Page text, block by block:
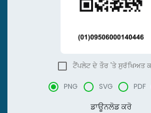
ਟੈਂਪਲੇਟ ਦੇ ਤੌਰ 'ਤੇ ਸੁਰੱਖਿਅਤ
PNG SVG PDF
ਡਾਊਨਲੋਡ ਕਰੋ